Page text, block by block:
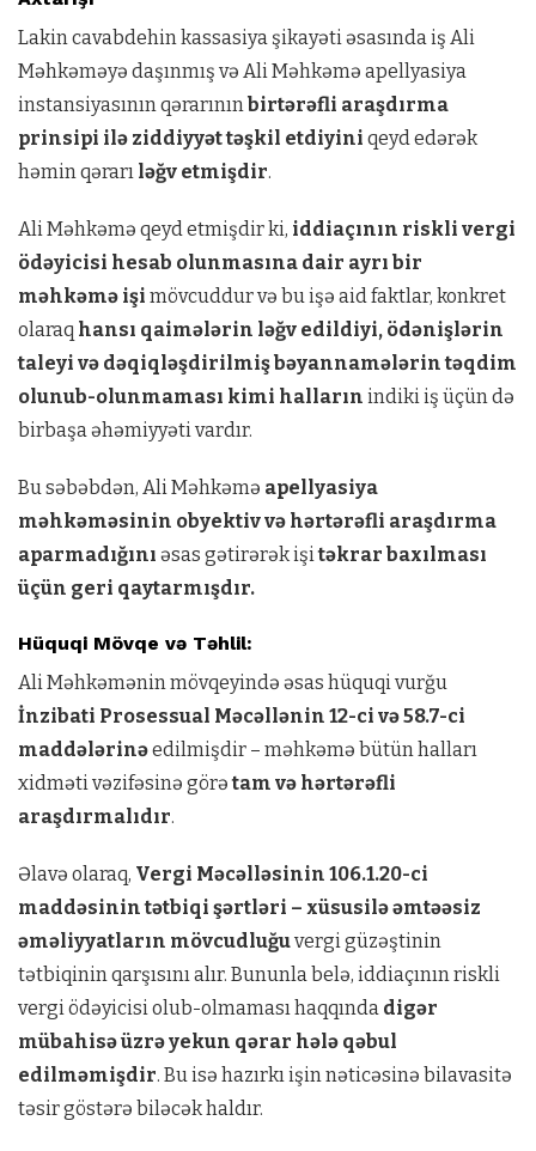
Lakin cavabdehin kassasiya şikayəti əsasında iş Ali
Məhkəməyə daşınmış və Ali Məhkəmə apellyasiya
instansiyasının qərarınınbirtərəfli araşdırma
prinsipi ilə ziddiyyət təşkil etdiyini qeyd edərək
həmin qərarı ləğv etmişdir.
Ali Məhkəmə qeyd etmişdir ki, iddiaçının riskli vergi
ödəyicisi hesab olunmasına dair ayrı bir
məhkəmə işi mövcuddur və bu işə aid faktlar, konkret
olaraq hansı qaimələrin ləğv edildiyi, ödənişlərin
taleyi və dəqiqləşdirilmiş bəyannamələrin təqdim
olunub-olunmaması kimi halların indiki iş üçün də
birbaşa əhəmiyyəti vardır.
Bu səbəbdən, Ali Məhkəmə apellyasiya
məhkəməsinin obyektiv və hərtərəfli araşdırma
aparmadığını əsas gətirərək işitəkrar baxılması
üçün geri qaytarmışdır.
Hüquqi Mövqe və Təhlil:
Ali Məhkəmənin mövqeyində əsas hüquqi vurğu
İnzibati Prosessual Məcəllənin 12-ci və 58.7-ci
maddələrinəedilmişdir – məhkəmə bütün halları
xidməti vəzifəsinə görətam və hərtərəfli
araşdırmalıdır.
Əlavə olaraq, Vergi Məcəlləsinin 106.1.20-ci
maddəsinin tətbiqi şərtləri – xüsusilə əmtəəsiz
əməliyyatların mövcudluğuvergi güzəştinin
tətbiqinin qarşısını alır. Bununla belə, iddiaçının riskli
vergi ödəyicisi olub-olmaması haqqında digər
mübahisə üzrə yekun qərar hələ qəbul
edilməmişdir. Bu isə hazırkı işin nəticəsinə bilavasitə
təsir göstərə biləcək haldır.